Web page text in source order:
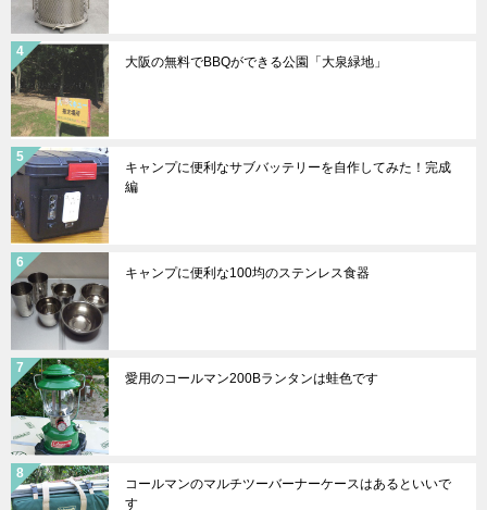
大阪の無料でBBQができる公園「大泉緑地」
キャンプに便利なサブバッテリーを自作してみた！完成
編
キャンプに便利な100均のステンレス食器
愛用のコールマン200Bランタンは蛙色です
コールマンのマルチツーバーナーケースはあるといいで
す